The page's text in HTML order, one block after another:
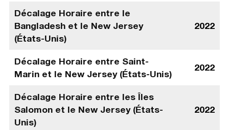
Décalage Horaire entre le
Bangladesh et le New Jersey
(États-Unis)
2022
Décalage Horaire entre Saint-
Marin et le New Jersey (États-Unis)
2022
Décalage Horaire entre les Îles
Salomon et le New Jersey (États-
Unis)
2022